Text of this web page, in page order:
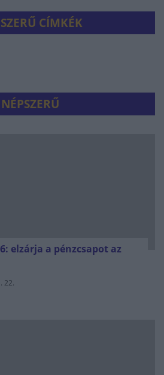
CÍMKÉK
NÉPSZERŰ
elzárja a pénzcsapot az
22.